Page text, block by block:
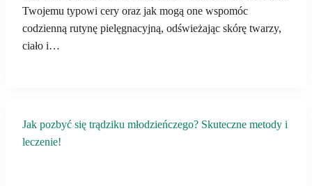
Twojemu typowi cery oraz jak mogą one wspomóc
codzienną rutynę pielęgnacyjną, odświeżając skórę twarzy,
ciało i…
Jak pozbyć się trądziku młodzieńczego? Skuteczne metody i
leczenie!